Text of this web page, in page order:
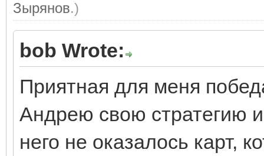
Зырянов.)
bob Wrote:
Приятная для меня
Андрею свою стратегию
него не оказалось карт,